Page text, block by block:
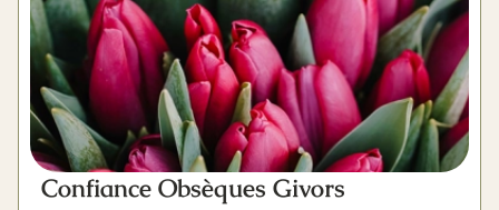
Confiance Obsèques Givors